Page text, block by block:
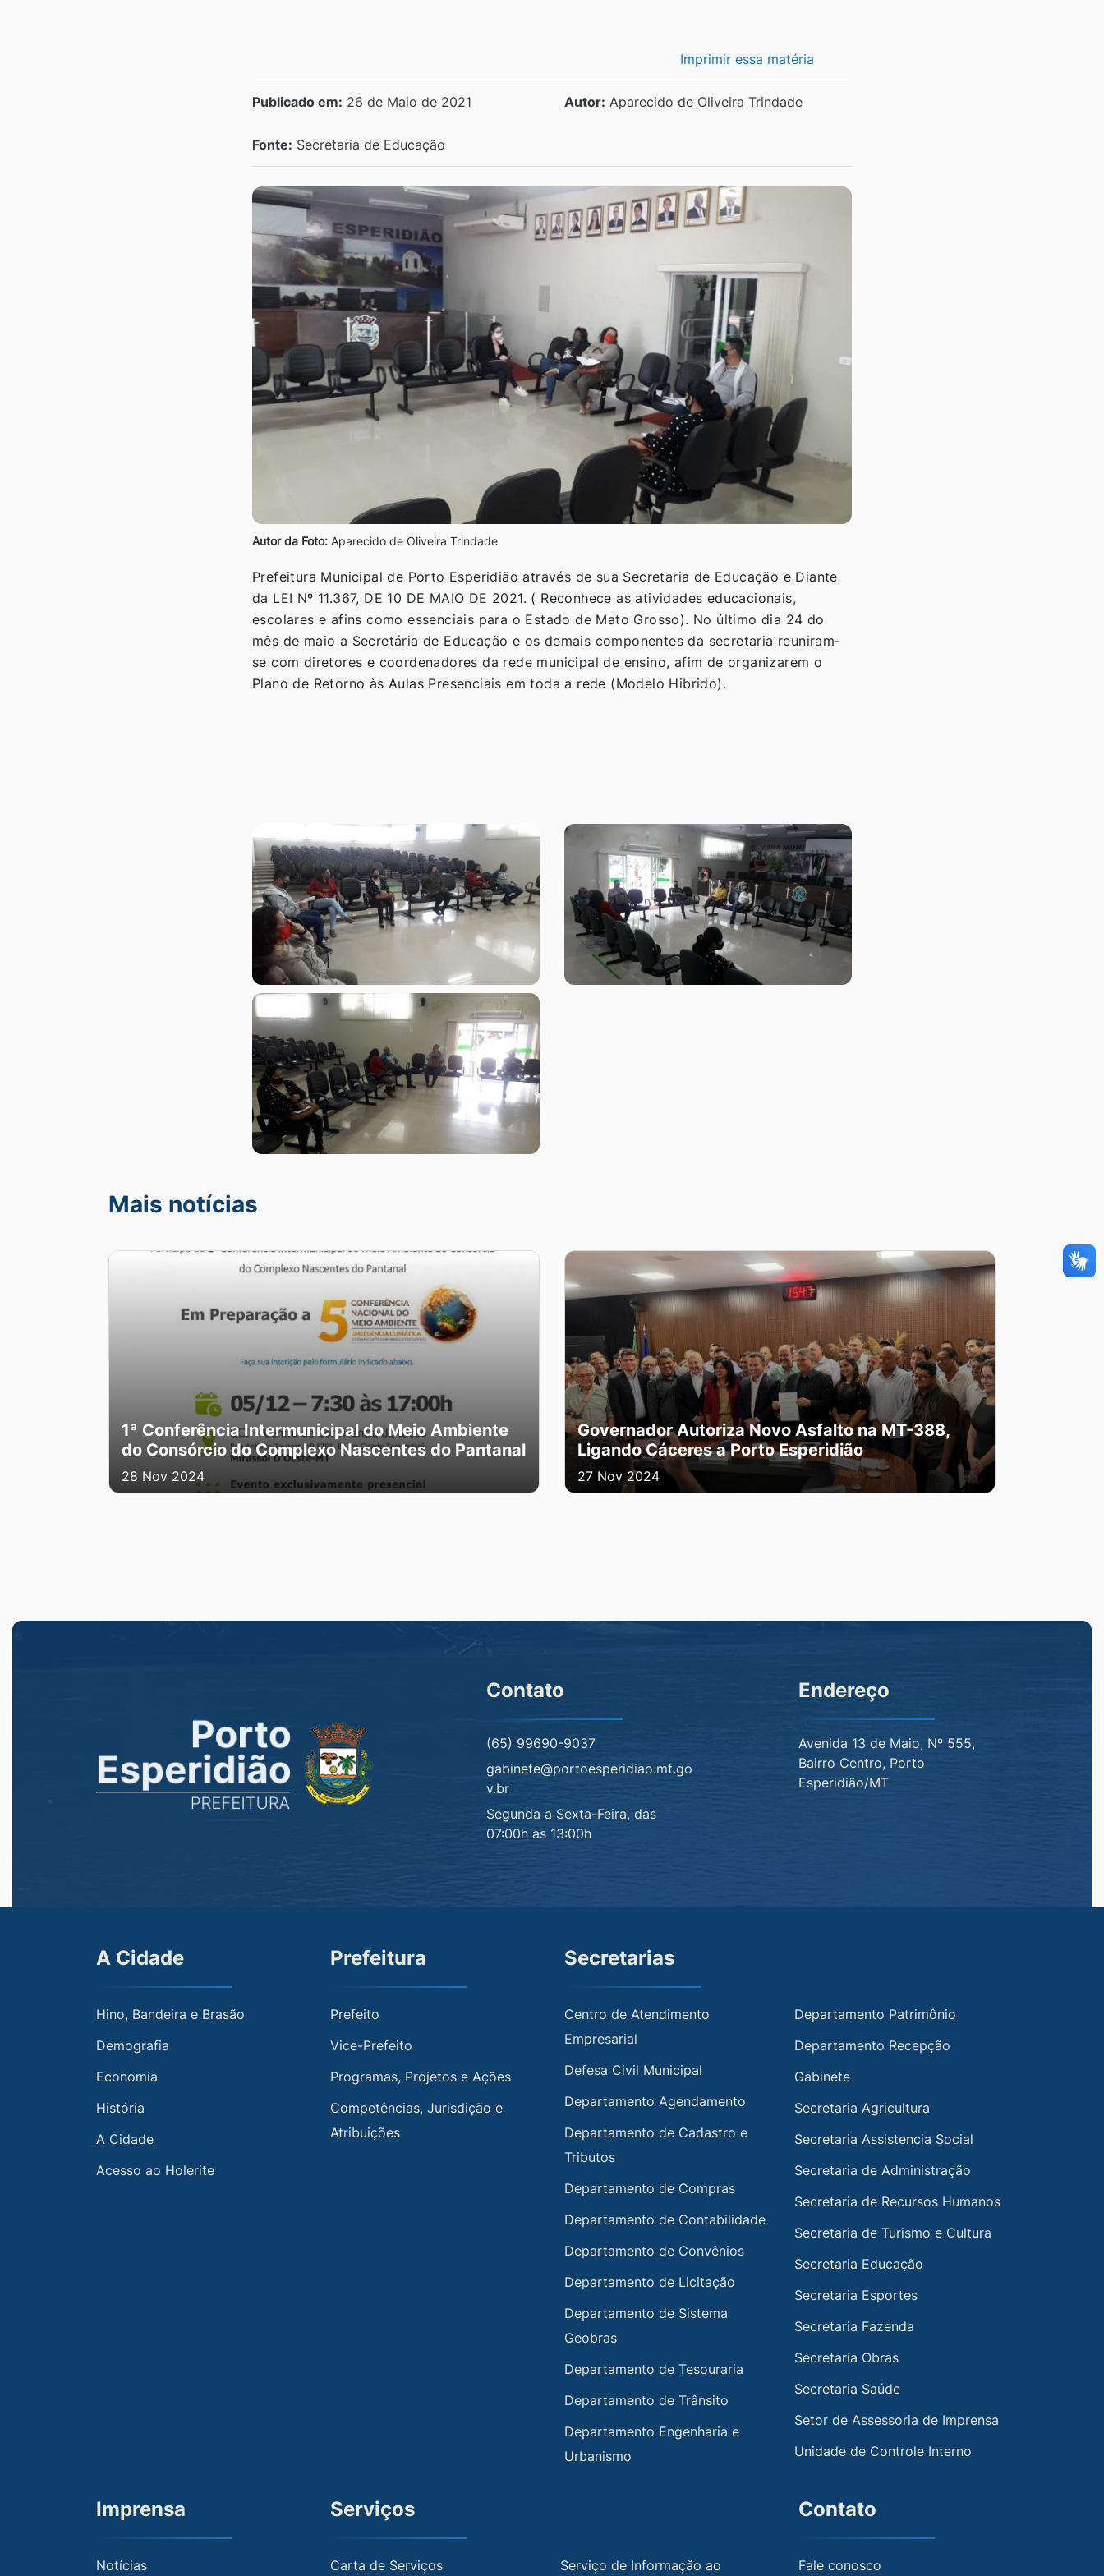
Imprimir essa matéria
Publicado em: 26 de Maio de 2021 Autor: Aparecido de Oliveira Trindade
Fonte: Secretaria de Educação
Autor da Foto: Aparecido de Oliveira Trindade
Prefeitura Municipal de Porto Esperidião através de sua Secretaria de Educação e Diante
da LEI Nº 11.367, DE 10 DE MAIO DE 2021. ( Reconhece as atividades educacionais,
escolares e afins como essenciais para o Estado de Mato Grosso). No último dia 24 do
mês de maio a Secretária de Educação e os demais componentes da secretaria reuniram-
se com diretores e coordenadores da rede municipal de ensino, afim de organizarem o
Plano de Retorno às Aulas Presenciais em toda a rede (Modelo Hibrido).
Mais notícias
1ª Conferência Intermunicipal do Meio Ambiente
do Consórcio do Complexo Nascentes do Pantanal
28 Nov 2024
Governador Autoriza Novo Asfalto na MT-388,
Ligando Cáceres a Porto Esperidião
27 Nov 2024
Contato
(65) 99690-9037
gabinete@portoesperidiao.mt.go
v.br
Segunda a Sexta-Feira, das
07:00h as 13:00h
Endereço
Avenida 13 de Maio, Nº 555,
Bairro Centro, Porto
Esperidião/MT
A Cidade
Hino, Bandeira e Brasão
Demografia
Economia
História
A Cidade
Acesso ao Holerite
Prefeitura
Prefeito
Vice-Prefeito
Programas, Projetos e Ações
Competências, Jurisdição e
Atribuições
Secretarias
Centro de Atendimento
Empresarial
Defesa Civil Municipal
Departamento Agendamento
Departamento de Cadastro e
Tributos
Departamento de Compras
Departamento de Contabilidade
Departamento de Convênios
Departamento de Licitação
Departamento de Sistema
Geobras
Departamento de Tesouraria
Departamento de Trânsito
Departamento Engenharia e
Urbanismo
Departamento Patrimônio
Departamento Recepção
Gabinete
Secretaria Agricultura
Secretaria Assistencia Social
Secretaria de Administração
Secretaria de Recursos Humanos
Secretaria de Turismo e Cultura
Secretaria Educação
Secretaria Esportes
Secretaria Fazenda
Secretaria Obras
Secretaria Saúde
Setor de Assessoria de Imprensa
Unidade de Controle Interno
Imprensa
Notícias
Serviços
Carta de Serviços Serviço de Informação ao
Contato
Fale conosco